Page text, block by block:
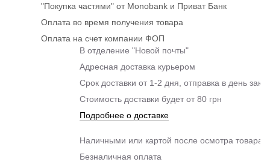
"Покупка частями" от Monobank и Приват Банк
Оплата во время получения товара
Оплата на счет компании ФОП
В отделение "Новой почты"
Адресная доставка курьером
Срок доставки от 1-2 дня, отправка в день
Стоимость доставки будет от 80 грн
Подробнее о доставке
Наличными или картой после осмотра товара
Безналичная оплата